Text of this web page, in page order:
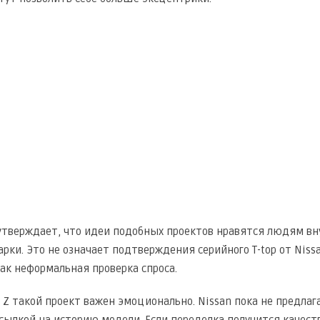
что идеи подобных проектов нравятся людям
Это не означает подтверждения серийного T-top от
неформальная проверка спроса.
такой проект важен эмоционально. Nissan пока не